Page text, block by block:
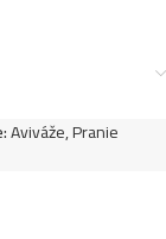
Aviváže,Pranie